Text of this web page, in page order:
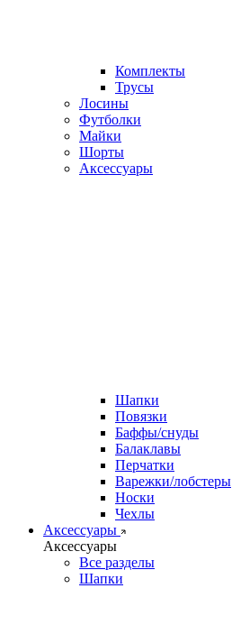
Комплекты
Трусы
Лосины
Футболки
Майки
Шорты
Аксессуары
Шапки
Повязки
Баффы/снуды
Балаклавы
Перчатки
Варежки/лобстеры
Носки
Чехлы
Аксессуары
Аксессуары
Все разделы
Шапки